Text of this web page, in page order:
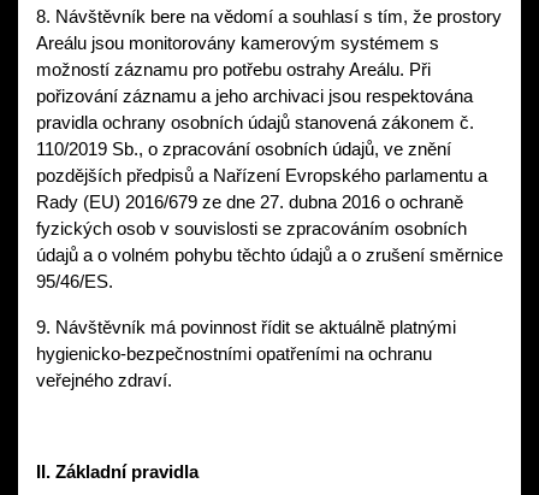
8. Návštěvník bere na vědomí a souhlasí s tím, že prostory
Areálu jsou monitorovány kamerovým systémem s
možností záznamu pro potřebu ostrahy Areálu. Při
pořizování záznamu a jeho archivaci jsou respektována
pravidla ochrany osobních údajů stanovená zákonem č.
110/2019 Sb., o zpracování osobních údajů, ve znění
pozdějších předpisů a Nařízení Evropského parlamentu a
Rady (EU) 2016/679 ze dne 27. dubna 2016 o ochraně
fyzických osob v souvislosti se zpracováním osobních
údajů a o volném pohybu těchto údajů a o zrušení směrnice
95/46/ES.
9. Návštěvník má povinnost řídit se aktuálně platnými
hygienicko-bezpečnostními opatřeními na ochranu
veřejného zdraví.
II. Základní pravidla